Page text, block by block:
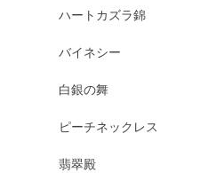
ハートカズラ錦
バイネシー
白銀の舞
ピーチネックレス
翡翠殿